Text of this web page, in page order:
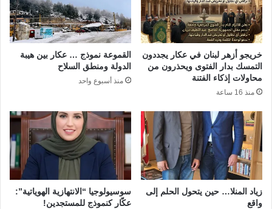
خريجو أزهر لبنان في عكار يجددون
التمسك بدار الفتوى ويحذرون من
محاولات إذكاء الفتنة
منذ 16 ساعة
القموعة نموذج … عكار بين هيبة
الدولة ومنطق السلاح
منذ أسبوع واحد
زياد المنلا… حين يتحول الحلم إلى
واقع
سوسيولوجيا “الانتهازية الهوياتية”:
عكّار كنموذج للمستجدين!